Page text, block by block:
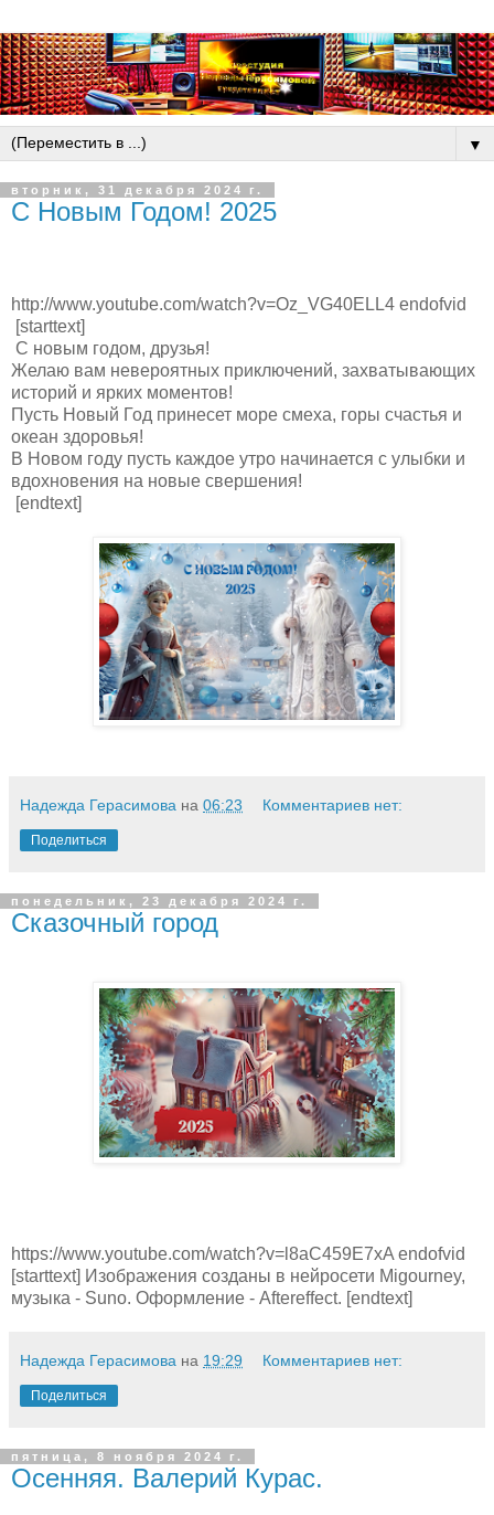
▼
вторник, 31 декабря 2024 г.
С Новым Годом! 2025
http://www.youtube.com/watch?v=Oz_VG40ELL4 endofvid
[starttext]
С новым годом, друзья!
Желаю вам невероятных приключений, захватывающих
историй и ярких моментов!
Пусть Новый Год принесет море смеха, горы счастья и
океан здоровья!
В Новом году пусть каждое утро начинается с улыбки и
вдохновения на новые свершения!
[endtext]
Надежда Герасимова на 06:23 Комментариев нет:
Поделиться
понедельник, 23 декабря 2024 г.
Сказочный город
https://www.youtube.com/watch?v=l8aC459E7xA endofvid
[starttext] Изображения созданы в нейросети Migourney,
музыка - Suno. Оформление - Aftereffect. [endtext]
Надежда Герасимова на 19:29 Комментариев нет:
Поделиться
пятница, 8 ноября 2024 г.
Осенняя. Валерий Курас.